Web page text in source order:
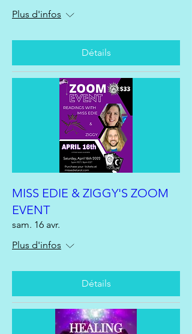
Plus d'infos
Détails
MISS EDIE & ZIGGY'S ZOOM
EVENT
sam. 16 avr.
Plus d'infos
Détails